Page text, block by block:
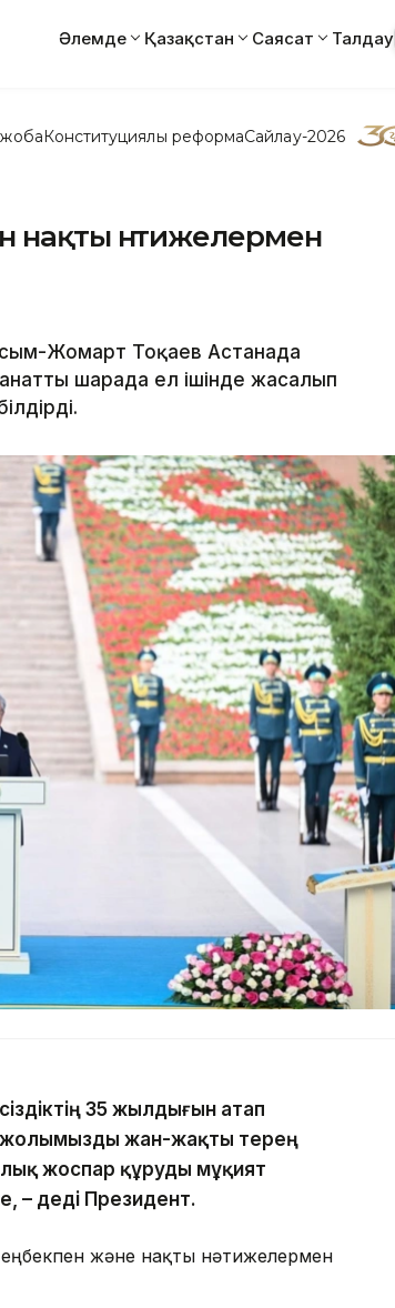
Әлемде Қазақстан Саясат Талдау
Конституциялық реформаСайлау-2026
нақты нәтижелермен
Жомарт Тоқаев Астанада
шарада ел ішінде жасалып
35 жылдығын атап
жолымызды жан-жақты терең
жоспар құруды мұқият
– деді Президент.
және нақты нәтижелермен